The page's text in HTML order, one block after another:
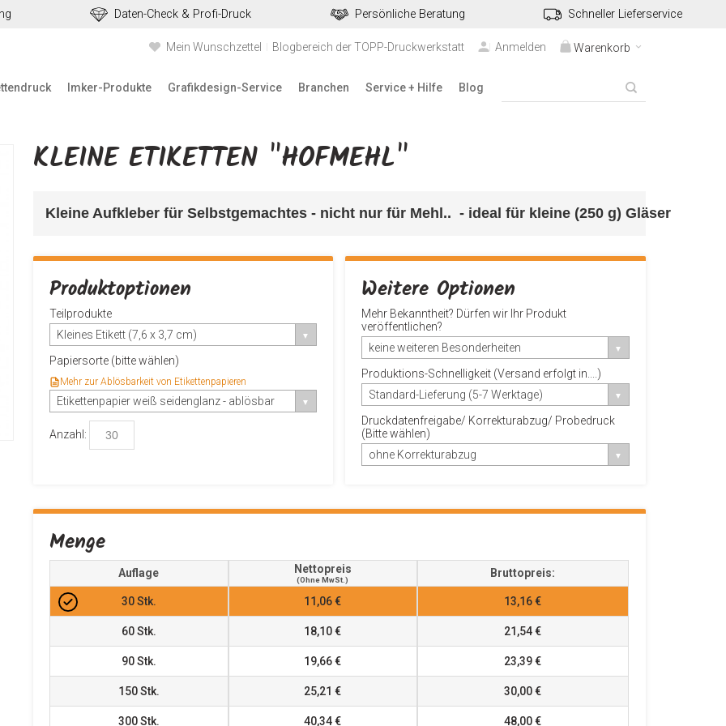
Daten-Check & Profi-Druck Persönliche Beratung Schneller Lieferservice
Warenkorb
Mein Wunschzettel Blogbereich der TOPP-Druckwerkstatt Anmelden
Imker-Produkte Grafikdesign-Service Branchen Service + Hilfe Blog
KLEINE ETIKETTEN "HOFMEHL"
Kleine Aufkleber für Selbstgemachtes - nicht nur für Mehl.. - ideal für kleine (250 g) Gläser
Produktoptionen
Teilprodukte
Kleines Etikett (7,6 x 3,7 cm)
Papiersorte (bitte wählen)
Mehr zur Ablösbarkeit von Etikettenpapieren
Etikettenpapier weiß seidenglanz - ablösbar
Anzahl:
Weitere Optionen
Mehr Bekanntheit? Dürfen wir Ihr Produkt
veröffentlichen?
keine weiteren Besonderheiten
Produktions-Schnelligkeit (Versand erfolgt in....)
Standard-Lieferung (5-7 Werktage)
Druckdatenfreigabe/ Korrekturabzug/ Probedruck
(Bitte wählen)
ohne Korrekturabzug
Menge
Auflage Nettopreis
(ohne MwSt.)
Bruttopreis:
30Stk. 11,06 € 13,16 €
60Stk. 18,10 € 21,54 €
90Stk. 19,66 € 23,39 €
150Stk. 25,21 € 30,00 €
300Stk. 40,34 € 48,00 €